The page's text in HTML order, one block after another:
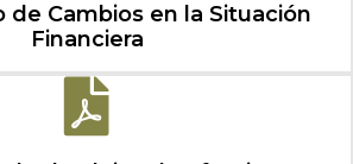
de Cambios en la Situación
Financiera